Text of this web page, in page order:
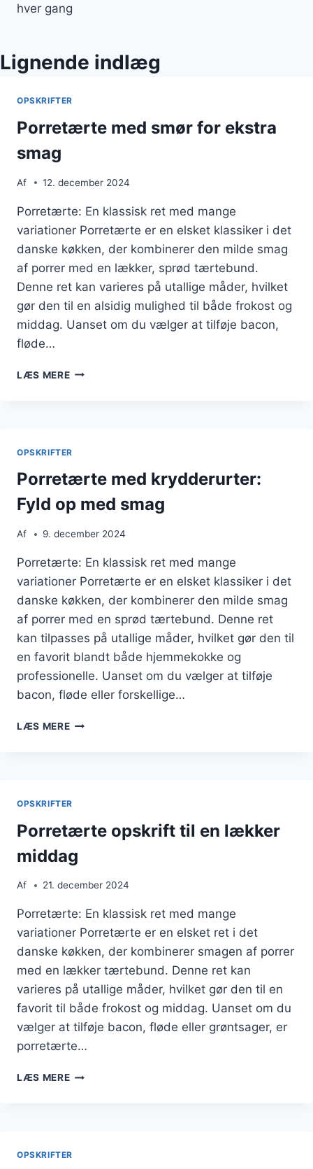
hver gang
Lignende indlæg
OPSKRIFTER
Porretærte med smør for ekstra
smag
Af 12. december 2024
Porretærte: En klassisk ret med mange
variationer Porretærte er en elsket klassiker i det
danske køkken, der kombinerer den milde smag
af porrer med en lækker, sprød tærtebund.
Denne ret kan varieres på utallige måder, hvilket
gør den til en alsidig mulighed til både frokost og
middag. Uanset om du vælger at tilføje bacon,
fløde…
LÆS MEREPORRETÆRTE
OPSKRIFTER
Porretærte med krydderurter:
Fyld op med smag
Af 9. december 2024
Porretærte: En klassisk ret med mange
variationer Porretærte er en elsket klassiker i det
danske køkken, der kombinerer den milde smag
af porrer med en sprød tærtebund. Denne ret
kan tilpasses på utallige måder, hvilket gør den til
en favorit blandt både hjemmekokke og
professionelle. Uanset om du vælger at tilføje
bacon, fløde eller forskellige…
LÆS MEREPORRETÆRTE
OPSKRIFTER
Porretærte opskrift til en lækker
middag
Af 21. december 2024
Porretærte: En klassisk ret med mange
variationer Porretærte er en elsket ret i det
danske køkken, der kombinerer smagen af porrer
med en lækker tærtebund. Denne ret kan
varieres på utallige måder, hvilket gør den til en
favorit til både frokost og middag. Uanset om du
vælger at tilføje bacon, fløde eller grøntsager, er
porretærte…
LÆS MEREPORRETÆRTE
OPSKRIFTER